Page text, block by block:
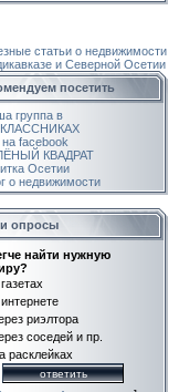
статьи о недвижимости
и Северной Осетии
посетить
группа в
facebook
КВАДРАТ
Осетии
о недвижимости
опросы
найти нужную
риэлтора
соседей и пр.
расклейках